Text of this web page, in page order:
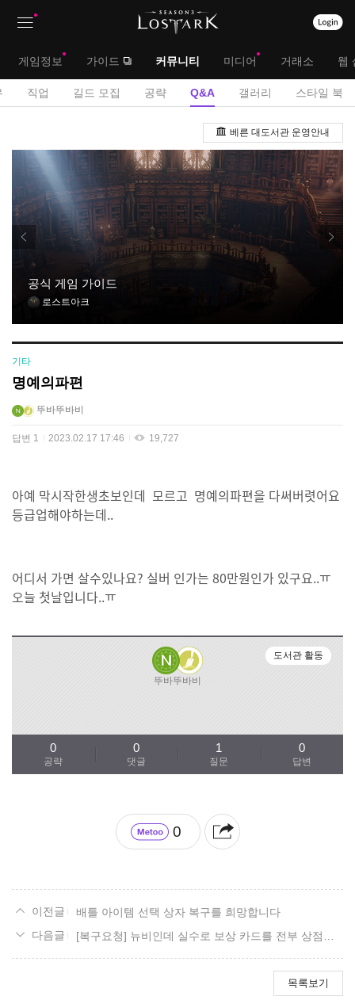
대
게임정보 가이드 커뮤니티 미디어 거래소 웹
메
뉴
직업 길드 모집 공략 Q&A 갤러리 스타일 북
&
시
판
베른 대도서관 운영안내
공식 게임 가이드
로스트아크
기타
명예의파편
뚜바뚜바비
답변 1 2023.02.17 17:46 19,727
아예 막시작한생초보인데 모르고 명예의파편을 다써버렷어요
등급업해야하는데..
어디서 가면 살수있나요? 실버 인가는 80만원인가 있구요..ㅠ
오늘 첫날입니다..ㅠ
뚜바뚜바비
도서관 활동
공략
0
댓글
0
질문
1
답변
0
0
배틀 아이템 선택 상자 복구를 희망합니다
[복구요청] 뉴비인데 실수로 보상 카드를 전부 상점에 팔아버렸어요ㅠ
목록보기